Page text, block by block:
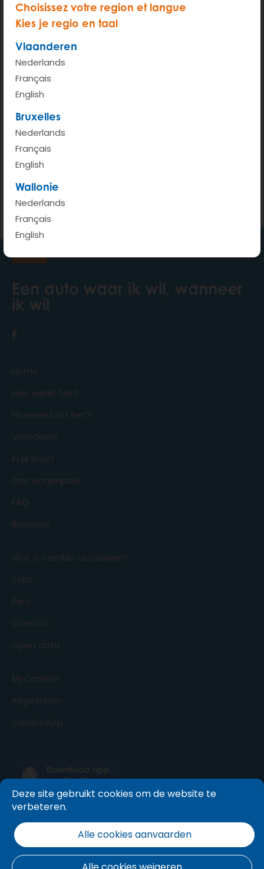
Choisissez votre region et langue
Kies je regio en taal
Vlaanderen
Nederlands
Français
English
Bruxelles
Nederlands
Français
English
Wallonie
Nederlands
Français
English
Bekijken op Google Maps
Een auto waar ik wil, wanneer
ik wil
Home
Hoe werkt het?
Hoeveel kost het?
Voordelen
In je buurt
Ons wagenpark
FAQ
Business
Wat is cambio autodelen?
Jobs
Pers
Contact
Open data
MyCambio
Registreren
cambioApp
Deze site gebruikt cookies om de website te
verbeteren.
Alle cookies aanvaarden